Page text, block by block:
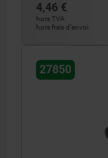
4,46 €
hors TVA
hors frais d’envoi
27850